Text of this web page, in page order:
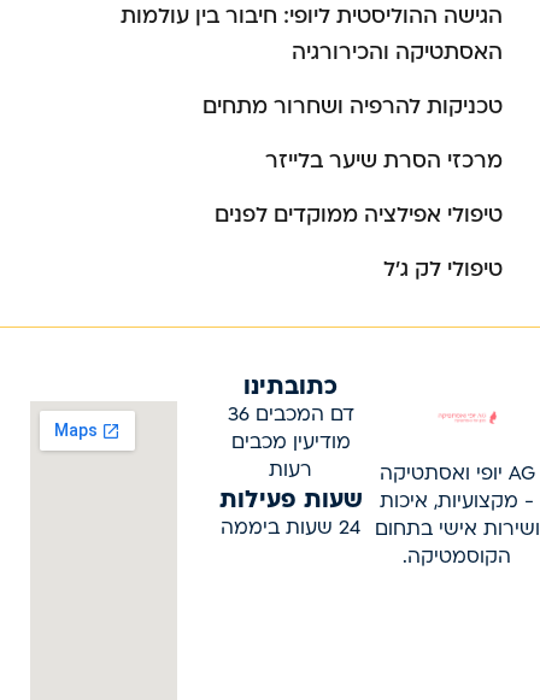
הגישה ההוליסטית ליופי: חיבור בין עולמות
האסתטיקה והכירורגיה
טכניקות להרפיה ושחרור מתחים
מרכזי הסרת שיער בלייזר
טיפולי אפילציה ממוקדים לפנים
טיפולי לק ג’ל
AG יופי ואסתטיקה
- מקצועיות, איכות
ושירות אישי בתחום
הקוסמטיקה.
כתובתינו
דם המכבים 36
מודיעין מכבים
רעות
שעות פעילות
24 שעות ביממה